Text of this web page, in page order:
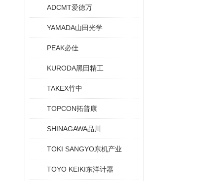
ADCMT爱德万
YAMADA山田光学
PEAK必佳
KURODA黑田精工
TAKEX竹中
TOPCON拓普康
SHINAGAWA品川
TOKI SANGYO东机产业
TOYO KEIKI东洋计器